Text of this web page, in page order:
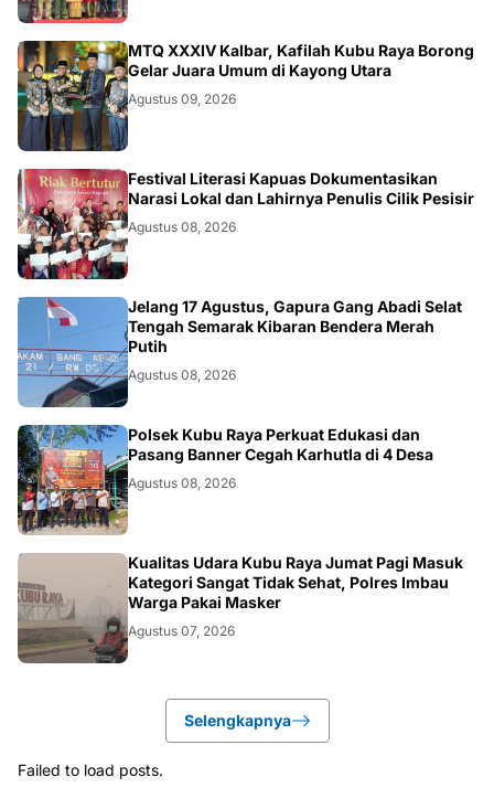
KALBAR
MTQ XXXIV Kalbar, Kafilah Kubu Raya Borong
Gelar Juara Umum di Kayong Utara
Agustus 09, 2026
DAERAH
Festival Literasi Kapuas Dokumentasikan
Narasi Lokal dan Lahirnya Penulis Cilik Pesisir
Agustus 08, 2026
Jelang 17 Agustus, Gapura Gang Abadi Selat
Tengah Semarak Kibaran Bendera Merah
Putih
Agustus 08, 2026
KALBAR
Polsek Kubu Raya Perkuat Edukasi dan
Pasang Banner Cegah Karhutla di 4 Desa
Agustus 08, 2026
KALBAR
Kualitas Udara Kubu Raya Jumat Pagi Masuk
Kategori Sangat Tidak Sehat, Polres Imbau
Warga Pakai Masker
Agustus 07, 2026
Selengkapnya
Failed to load posts.